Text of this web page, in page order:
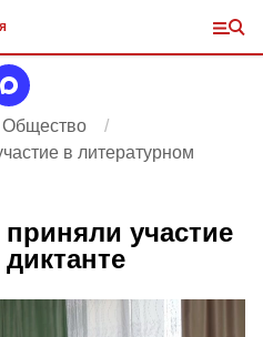
Общество
в литературном
участие